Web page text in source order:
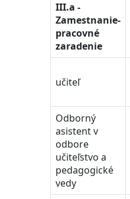
III.a -
Zamestnanie-
pracovné
zaradenie
učiteľ
Odborný
asistent v
odbore
učiteľstvo a
pedagogické
vedy